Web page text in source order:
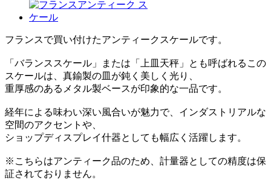
フランスで買い付けたアンティークスケールです。
「バランススケール」または「上皿天秤」とも呼ばれるこの
スケールは、真鍮製の皿が鈍く美しく光り、
重厚感のあるメタル製ベースが印象的な一品です。
経年による味わい深い風合いが魅力で、インダストリアルな
空間のアクセントや、
ショップディスプレイ什器としても幅広く活躍します。
※こちらはアンティーク品のため、計量器としての精度は保
証されておりません。